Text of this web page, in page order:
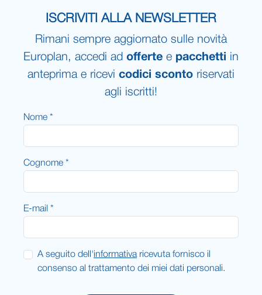
ISCRIVITI ALLA NEWSLETTER
Rimani sempre aggiornato sulle novità
Europlan, accedi ad offerte e pacchetti in
anteprima e ricevi codici sconto riservati
agli iscritti!
Nome *
Cognome *
E-mail *
A seguito dell'informativaricevuta fornisco il
consenso al trattamento dei miei dati personali.